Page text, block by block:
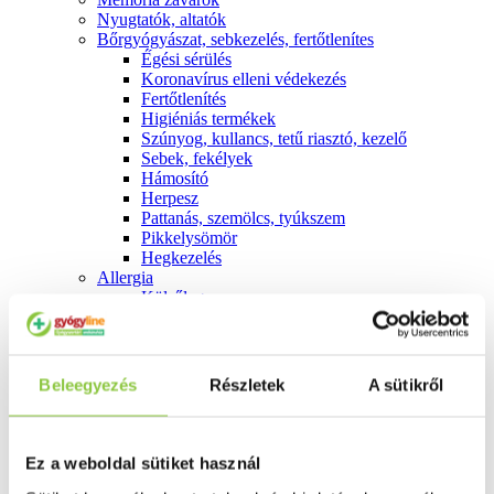
Beleegyezés Részletek A sütikről
Ez a weboldal sütiket használ
Nyugtatók, altatók
Bőrgyógyászat, sebkezelés, fertőtlenítes
É́gési sérülés
Koronavírus elleni védekezés
Fertőtlenítés
Higiéniás termékek
Szúnyog, kullancs, tetű riasztó, kezelő
Sebek, fekélyek
Hámosító
Herpesz
Pattanás, szemölcs, tyúkszem
Pikkelysömör
Hegkezelés
Allergia
Külsőleg
Emésztés
Hasmenés
Hányás, hányinger
Puffadás, görcs
Gyomorégés, savtúltenges
Máj és epe betegség